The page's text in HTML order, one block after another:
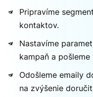
Pripravíme
kontaktov.
Nastavíme
kampaň a
Odošleme emaily
na zvýšenie